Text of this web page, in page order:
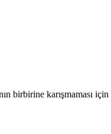
birbirine karışmaması